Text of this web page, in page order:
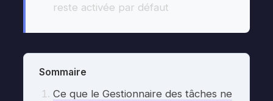
reste activée par défaut
Sommaire
Ce que le Gestionnaire des tâches ne